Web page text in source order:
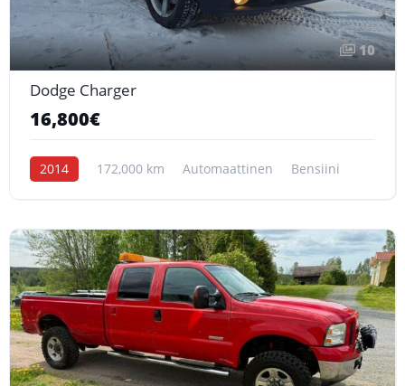
10
Dodge Charger
16,800€
2014 172,000 km Automaattinen Bensiini